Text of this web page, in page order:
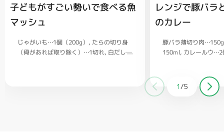
子どもがすごい勢いで食べる魚
マッシュ
じゃがいも…1個（200g） たらの切り身
（骨があれば取り除く）…1切れ 白だし…
レンジで豚バラ
のカレー
豚バラ薄切り肉…150g
150ml カレールウ…2
1/5